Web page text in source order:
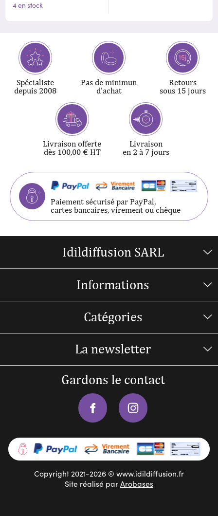
4 en stock
Spécialiste
depuis 2008
Pas de minimun
d'achat
Retours
sous 15 jours
Livraison offerte
dès 100,00 € HT
Livraison
en 2 à 7 jours
Paiement sécurisé par PayPal,
cartes bancaires, virement ou chèque
Idildiffusion SARL
Informations
Catégories
La newsletter
Gardons le contact
Copyright 2021-2026 © www.idildiffusion.fr
Site réalisé parArobases